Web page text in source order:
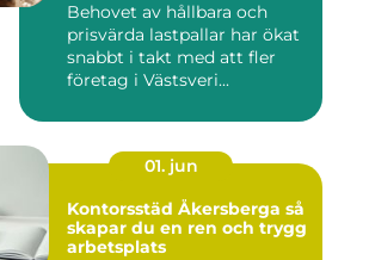
Behovet av hållbara och
prisvärda lastpallar har ökat
snabbt i takt med att fler
företag i Västsveri...
01. jun
Kontorsstäd Åkersberga så
skapar du en ren och trygg
arbetsplats